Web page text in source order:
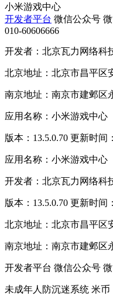
小米游戏中心
开发者平台 微信公众号
010-60606666
开发者：北京瓦力网络科
北京地址：北京市昌平区
南京地址：南京市建邺区
应用名称：小米游戏中心
版本：13.5.0.70 更新时间
应用名称：小米游戏中心
开发者：北京瓦力网络科
版本：13.5.0.70 更新时间
北京地址：北京市昌平区
南京地址：南京市建邺区
开发者平台 微信公众号
未成年人防沉迷系统 米币